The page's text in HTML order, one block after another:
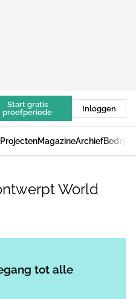
Start gratis
proefperiode
Inloggen
ProjectenMagazineArchief
World
tot alle